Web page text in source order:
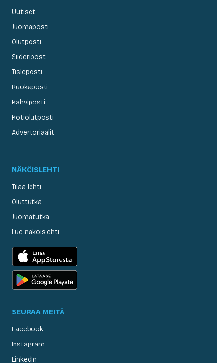
Uutiset
Juomaposti
Olutposti
Siideriposti
Tisleposti
Ruokaposti
Kahviposti
Kotiolutposti
Advertoriaalit
NÄKÖISLEHTI
Tilaa lehti
Oluttutka
Juomatutka
Lue näköislehti
SEURAA MEITÄ
Facebook
Instagram
LinkedIn